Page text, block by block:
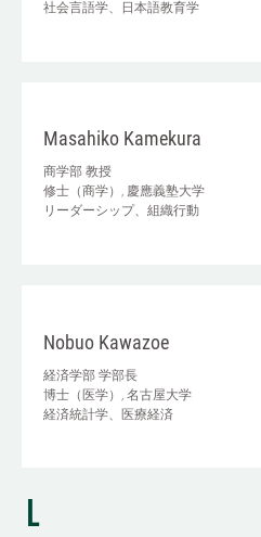
社会言語学、日本語教育学
Masahiko Kamekura
商学部 教授
修士（商学）, 慶應義塾大学
リーダーシップ、組織行動
Nobuo Kawazoe
経済学部 学部長
博士（医学）, 名古屋大学
経済統計学、医療経済
L